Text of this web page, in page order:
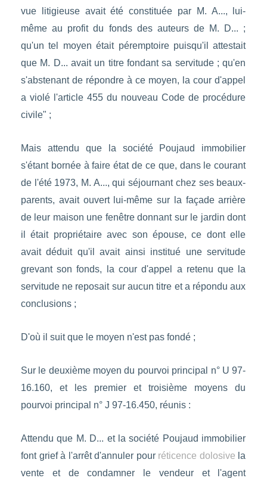
vue litigieuse avait été constituée par M. A..., lui-
même au profit du fonds des auteurs de M. D... ;
qu'un tel moyen était péremptoire puisqu'il attestait
que M. D... avait un titre fondant sa servitude ; qu'en
s'abstenant de répondre à ce moyen, la cour d'appel
a violé l'article 455 du nouveau Code de procédure
civile" ;
Mais attendu que la société Poujaud immobilier
s'étant bornée à faire état de ce que, dans le courant
de l'été 1973, M. A..., qui séjournant chez ses beaux-
parents, avait ouvert lui-même sur la façade arrière
de leur maison une fenêtre donnant sur le jardin dont
il était propriétaire avec son épouse, ce dont elle
avait déduit qu'il avait ainsi institué une servitude
grevant son fonds, la cour d'appel a retenu que la
servitude ne reposait sur aucun titre et a répondu aux
conclusions ;
D'où il suit que le moyen n'est pas fondé ;
Sur le deuxième moyen du pourvoi principal n° U 97-
16.160, et les premier et troisième moyens du
pourvoi principal n° J 97-16.450, réunis :
Attendu que M. D... et la société Poujaud immobilier
font grief à l'arrêt d'annuler pour réticence dolosive la
vente et de condamner le vendeur et l'agent